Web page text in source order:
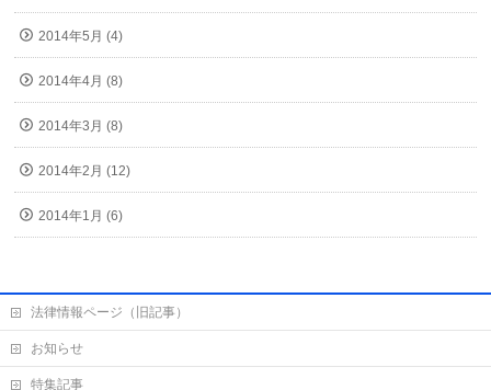
2014年5月 (4)
2014年4月 (8)
2014年3月 (8)
2014年2月 (12)
2014年1月 (6)
法律情報ページ（旧記事）
お知らせ
特集記事